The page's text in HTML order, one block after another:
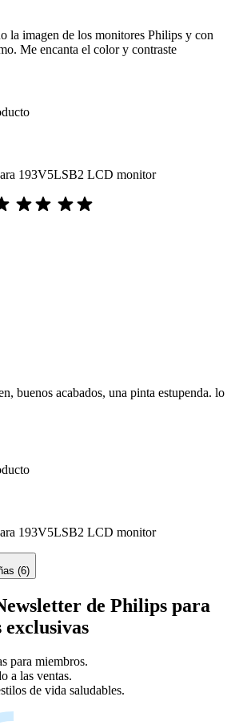
la imagen de los monitores Philips y con
Me encanta el color y contraste
193V5LSB2 LCD monitor
buenos acabados, una pinta estupenda. lo
193V5LSB2 LCD monitor
(6)
de Philips para
para miembros.
a las ventas.
de vida saludables.